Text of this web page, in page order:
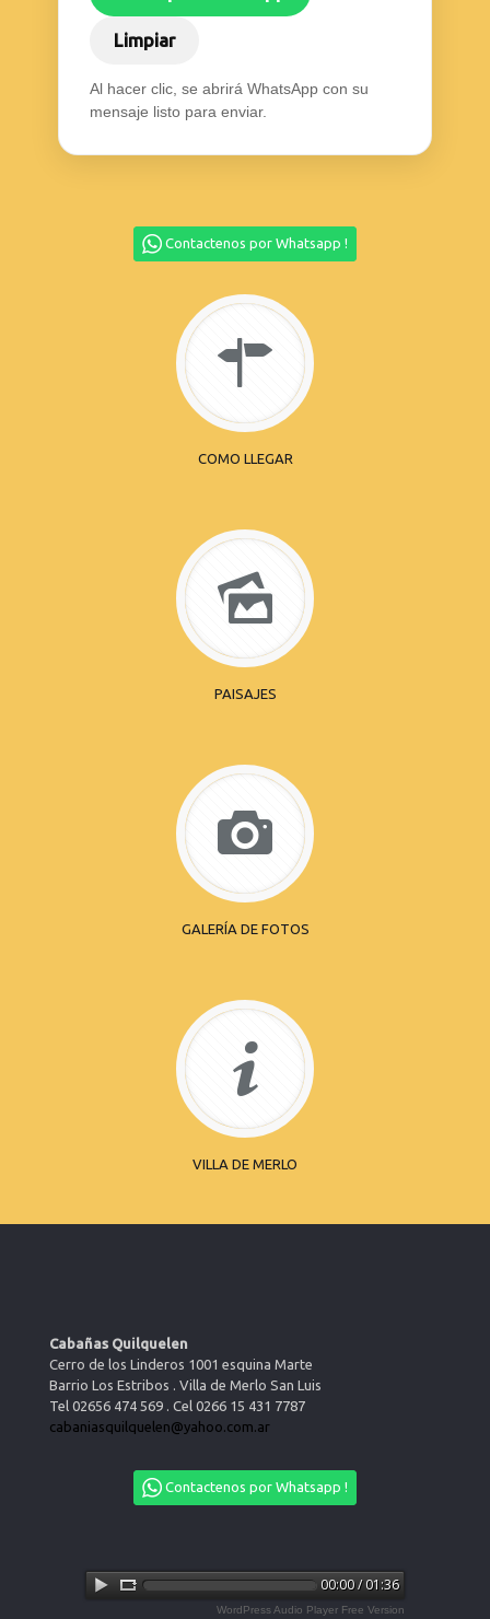
Limpiar
Al hacer clic, se abrirá WhatsApp con su
mensaje listo para enviar.
Contactenos por Whatsapp !
COMO LLEGAR
PAISAJES
GALERÍA DE FOTOS
VILLA DE MERLO
Cabañas Quilquelen
Cerro de los Linderos 1001 esquina Marte
Barrio Los Estribos . Villa de Merlo San Luis
Tel 02656 474 569 . Cel 0266 15 431 7787
cabaniasquilquelen@yahoo.com.ar
Contactenos por Whatsapp !
00:00 / 01:36
WordPress Audio Player Free Version